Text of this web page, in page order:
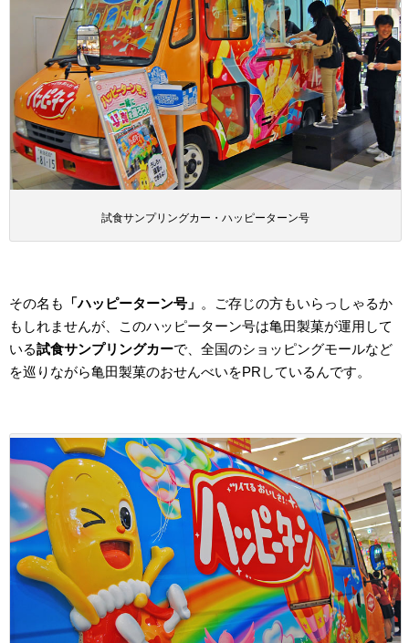
試食サンプリングカー・ハッピーターン号
その名も 「ハッピーターン号」 。ご存じの方もいらっしゃるか
もしれませんが、このハッピーターン号は亀田製菓が運用して
いる試食サンプリングカーで、全国のショッピングモールなど
を巡りながら亀田製菓のおせんべいをPRしているんです。